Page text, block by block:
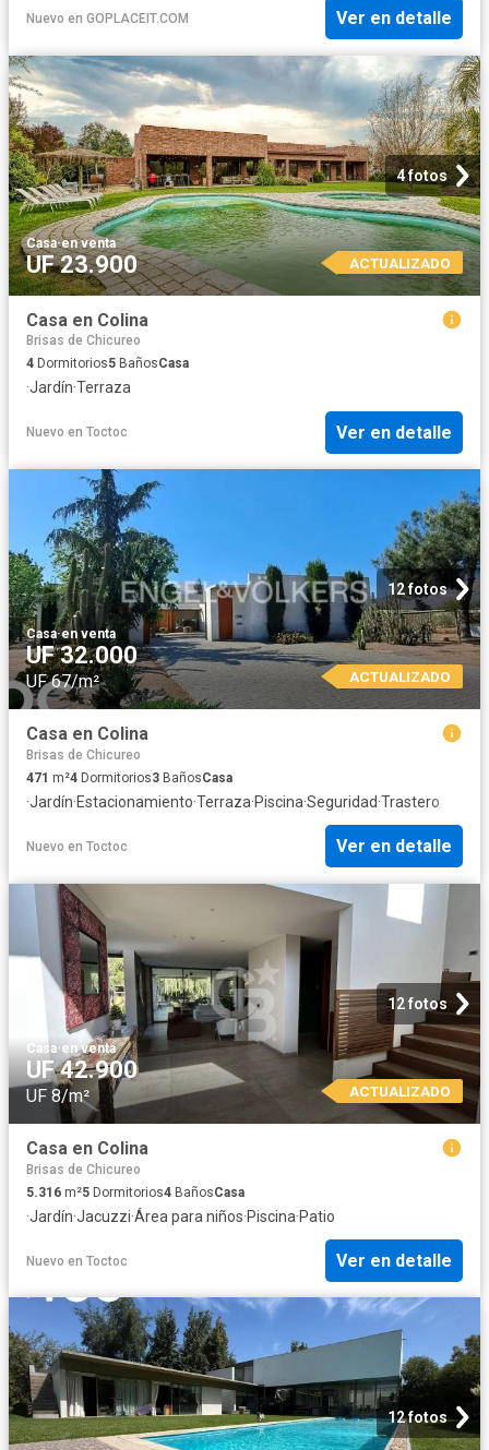
Nuevo en GOPLACEIT.COM Ver en detalle
4 fotos
Casa·en venta
UF 23.900 ACTUALIZADO
Casa en Colina
Brisas de Chicureo
4 Dormitorios5 BañosCasa
·Jardín·Terraza
Nuevo en Toctoc Ver en detalle
12 fotos
Casa·en venta
UF 32.000
UF 67/m² ACTUALIZADO
Casa en Colina
Brisas de Chicureo
471 m²4 Dormitorios3 BañosCasa
·Jardín·Estacionamiento·Terraza·Piscina·Seguridad·Trastero
Nuevo en Toctoc Ver en detalle
12 fotos
Casa·en venta
UF 42.900
UF 8/m² ACTUALIZADO
Casa en Colina
Brisas de Chicureo
5.316 m²5 Dormitorios4 BañosCasa
·Jardín·Jacuzzi·Área para niños·Piscina·Patio
Nuevo en Toctoc Ver en detalle
12 fotos